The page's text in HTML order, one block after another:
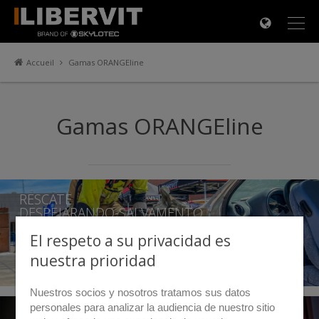
Accueil Gamas ORANGEline
Gamas ORANGEline
RESCATE
DESPEJARANDO-SALVAMENTO
Descubre la gama
El respeto a su privacidad es
nuestra prioridad
Nuestros socios y nosotros tratamos sus datos
personales para analizar la audiencia de nuestro sitio